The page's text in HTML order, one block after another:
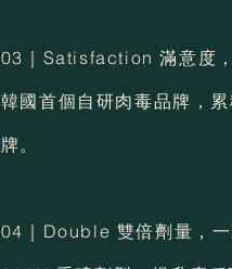
03｜Satisfaction 滿意度
韓國首個自研肉毒品牌，
牌。
04｜Double 雙倍劑量，